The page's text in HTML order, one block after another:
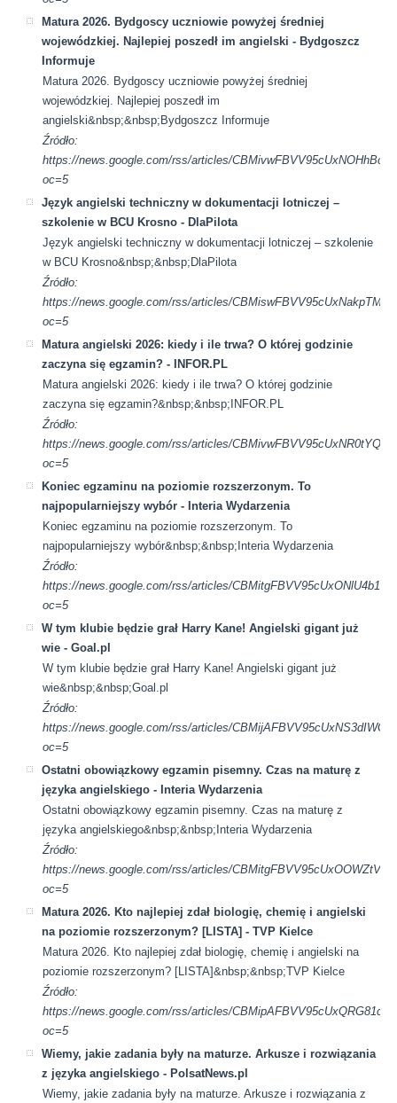
Matura 2026. Bydgoscy uczniowie powyżej średniej
wojewódzkiej. Najlepiej poszedł im angielski - Bydgoszcz
Informuje
Matura 2026. Bydgoscy uczniowie powyżej średniej
wojewódzkiej. Najlepiej poszedł im
angielski&nbsp;&nbsp;Bydgoszcz Informuje
Źródło:
https://news.google.com/rss/articles/
oc=5
Język angielski techniczny w dokumentacji lotniczej –
szkolenie w BCU Krosno - DlaPilota
Język angielski techniczny w dokumentacji lotniczej – szkolenie
w BCU Krosno&nbsp;&nbsp;DlaPilota
Źródło:
https://news.google.com/rss/articles/
oc=5
Matura angielski 2026: kiedy i ile trwa? O której godzinie
zaczyna się egzamin? - INFOR.PL
Matura angielski 2026: kiedy i ile trwa? O której godzinie
zaczyna się egzamin?&nbsp;&nbsp;INFOR.PL
Źródło:
https://news.google.com/rss/articles/
oc=5
Koniec egzaminu na poziomie rozszerzonym. To
najpopularniejszy wybór - Interia Wydarzenia
Koniec egzaminu na poziomie rozszerzonym. To
najpopularniejszy wybór&nbsp;&nbsp;Interia Wydarzenia
Źródło:
https://news.google.com/rss/articles/
oc=5
W tym klubie będzie grał Harry Kane! Angielski gigant już
wie - Goal.pl
W tym klubie będzie grał Harry Kane! Angielski gigant już
wie&nbsp;&nbsp;Goal.pl
Źródło:
https://news.google.com/rss/articles/
oc=5
Ostatni obowiązkowy egzamin pisemny. Czas na maturę z
języka angielskiego - Interia Wydarzenia
Ostatni obowiązkowy egzamin pisemny. Czas na maturę z
języka angielskiego&nbsp;&nbsp;Interia Wydarzenia
Źródło:
https://news.google.com/rss/articles/
oc=5
Matura 2026. Kto najlepiej zdał biologię, chemię i angielski
na poziomie rozszerzonym? [LISTA] - TVP Kielce
Matura 2026. Kto najlepiej zdał biologię, chemię i angielski na
poziomie rozszerzonym? [LISTA]&nbsp;&nbsp;TVP Kielce
Źródło:
https://news.google.com/rss/articles/
oc=5
Wiemy, jakie zadania były na maturze. Arkusze i rozwiązania
z języka angielskiego - PolsatNews.pl
Wiemy, jakie zadania były na maturze. Arkusze i rozwiązania z